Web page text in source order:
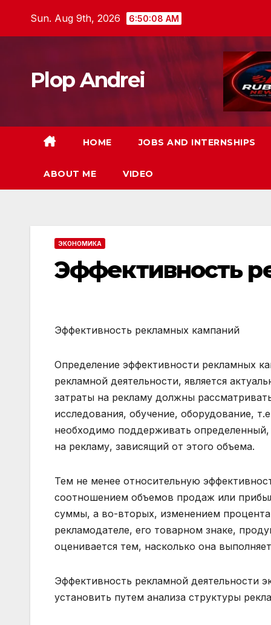
Sun. Aug 9th, 2026 6:50:09 AM
Plop Andrei
HOME JOBS AND INTERNSHIPS
ABOUT ME VIDEO
ЭКОНОМИКА
Эффективность
Эффективность рекламных кампаний
Определение эффективности рекламных
рекламной деятельности, является
затраты на рекламу должны
исследования, обучение, оборудование,
необходимо поддерживать
на рекламу, зависящий от этого объема.
Тем не менее относительную
соотношением объемов продаж или
суммы, а во-вторых, изменением
рекламодателе, его товарном знаке,
оценивается тем, насколько она
Эффективность рекламной деятельности
установить путем анализа структуры